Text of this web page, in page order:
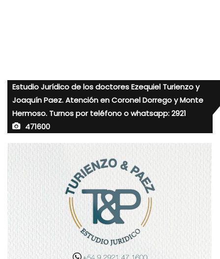
Estudio Jurídico de los doctores Ezequiel Turienzo y
Joaquín Paez. Atención en Coronel Dorrego y Monte
Hermoso. Turnos por teléfono o whatsapp: 2921
471600